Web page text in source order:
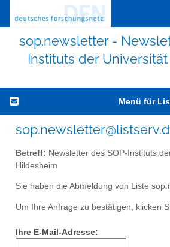
sop.newsletter -
Instituts der
Menü für
Betreff: Newsletter des SOP-Instituts
Hildesheim
Sie haben die Abmeldung von Liste
Um Ihre Anfrage zu bestätigen, klicken
Ihre E-Mail-Adresse: